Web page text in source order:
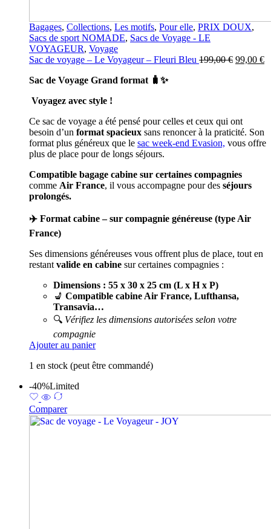
Bagages, Collections, Les motifs, Pour elle, PRIX DOUX,
Sacs de sport NOMADE, Sacs de Voyage - LE
VOYAGEUR, Voyage
Sac de voyage – Le Voyageur – Fleuri Bleu 199,00€ Le
99,00 €
Sac de Voyage Grand format 🧳✨
Voyagez avec style !
Ce sac de voyage a été pensé pour celles et ceux qui ont
besoin d’un format spacieux sans renoncer à la praticité. Son
format plus généreux que le sac week-end Evasion, vous offre
plus de place pour de longs séjours.
Compatible bagage cabine sur certaines compagnies
comme Air France, il vous accompagne pour des séjours
prolongés.
✈️ Format cabine – sur compagnie généreuse (type Air
France)
Ses dimensions généreuses vous offrent plus de place, tout en
restant valide en cabine sur certaines compagnies :
Dimensions : 55 x 30 x 25 cm (L x H x P)
💺 Compatible cabine Air France, Lufthansa,
Transavia…
🔍 Vérifiez les dimensions autorisées selon votre
compagnie
Ajouter au panier
1 en stock (peut être commandé)
-40%Limited
Comparer